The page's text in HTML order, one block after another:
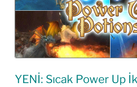
YENİ: Sıcak Power Up